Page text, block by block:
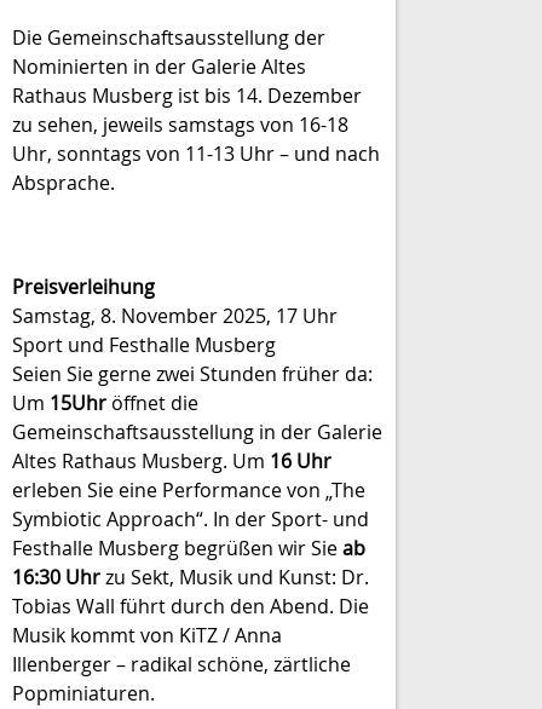
Die Gemeinschaftsausstellung der
Nominierten in der Galerie Altes
Rathaus Musberg ist bis 14. Dezember
zu sehen, jeweils samstags von 16-18
Uhr, sonntags von 11-13 Uhr – und nach
Absprache.
Preisverleihung
Samstag, 8. November 2025, 17 Uhr
Sport und Festhalle Musberg
Seien Sie gerne zwei Stunden früher da:
Um 15Uhr öffnet die
Gemeinschaftsausstellung in der Galerie
Altes Rathaus Musberg. Um 16 Uhr
erleben Sie eine Performance von „The
Symbiotic Approach“. In der Sport- und
Festhalle Musberg begrüßen wir Sieab
16:30 Uhrzu Sekt, Musik und Kunst: Dr.
Tobias Wall führt durch den Abend. Die
Musik kommt von KiTZ / Anna
Illenberger – radikal schöne, zärtliche
Popminiaturen.